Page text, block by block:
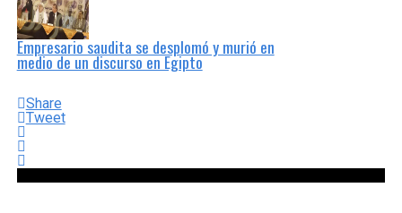
Empresario saudita se desplomó y murió en
medio de un discurso en Egipto
Share
Tweet